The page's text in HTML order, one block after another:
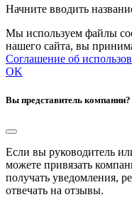
Начните вводить
Мы используем файлы
нашего сайта, вы
Соглашение об
OK
Вы представитель компании?
Если вы руководитель
можете привязать
получать уведомления,
отвечать на отзывы.